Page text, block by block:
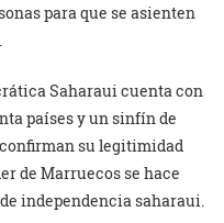
para que se asienten
Saharaui cuenta con
países y un sinfín de
su legitimidad
de Marruecos se hace
independencia saharaui.